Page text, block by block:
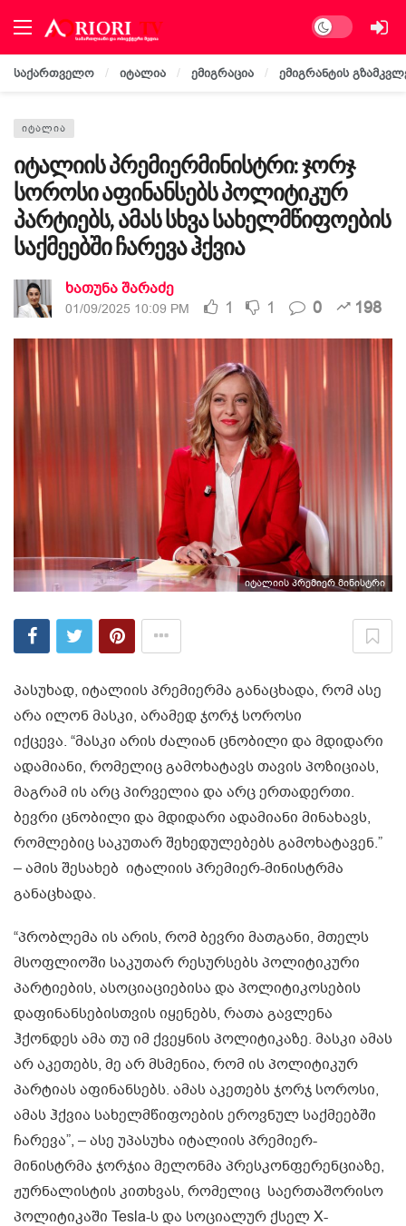
Dark mode
საქართველო იტალია ემიგრაცია ემიგრანტის
ᲘᲢᲐᲚᲘᲐ
იტალიის პრემიერმინისტრი: ჯორჯ
სოროსი აფინანსებს პოლიტიკურ
პარტიებს, ამას სხვა სახელმწიფოების
საქმეებში ჩარევა ჰქვია
ხათუნა შარაძე
01/09/2025 10:09 PM 1 1 0 198
იტალიის პრემიერ მინისტრი
პასუხად, იტალიის პრემიერმა განაცხადა, რომ ასე
არა ილონ მასკი, არამედ ჯორჯ სოროსი
იქცევა. “მასკი არის ძალიან ცნობილი და მდიდარი
ადამიანი, რომელიც გამოხატავს თავის პოზიციას,
მაგრამ ის არც პირველია და არც ერთადერთი.
ბევრი ცნობილი და მდიდარი ადამიანი მინახავს,
რომლებიც საკუთარ შეხედულებებს გამოხატავენ.”
– ამის შესახებ იტალიის პრემიერ-მინისტრმა
განაცხადა.
“პრობლემა ის არის, რომ ბევრი მათგანი, მთელს
მსოფლიოში საკუთარ რესურსებს პოლიტიკური
პარტიების, ასოციაციებისა და პოლიტიკოსების
დაფინანსებისთვის იყენებს, რათა გავლენა
ჰქონდეს ამა თუ იმ ქვეყნის პოლიტიკაზე. მასკი ამას
არ აკეთებს, მე არ მსმენია, რომ ის პოლიტიკურ
პარტიას აფინანსებს. ამას აკეთებს ჯორჯ სოროსი,
ამას ჰქვია სახელმწიფოების ეროვნულ საქმეებში
ჩარევა”, – ასე უპასუხა იტალიის პრემიერ-
მინისტრმა ჯორჯია მელონმა პრესკონფერენციაზე,
ჟურნალისტის კითხვას, რომელიც საერთაშორისო
პოლიტიკაში Tesla-ს და სოციალურ ქსელ X-